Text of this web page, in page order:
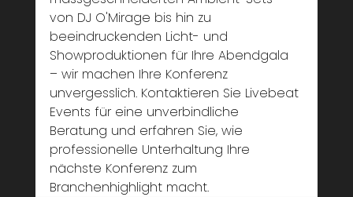
von DJ O'Mirage bis hin zu
beeindruckenden Licht- und
Showproduktionen für Ihre Abendgala
– wir machen Ihre Konferenz
unvergesslich. Kontaktieren Sie Livebeat
Events für eine unverbindliche
Beratung und erfahren Sie, wie
professionelle Unterhaltung Ihre
nächste Konferenz zum
Branchenhighlight macht.